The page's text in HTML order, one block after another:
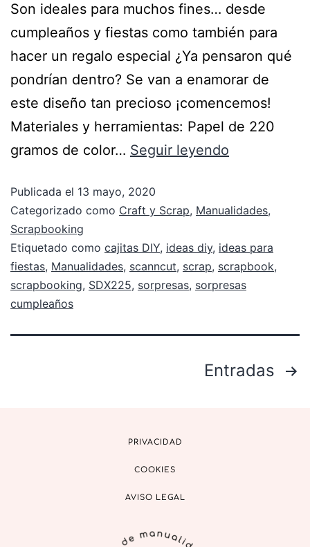
Son ideales para muchos fines… desde
cumpleaños y fiestas como también para
hacer un regalo especial ¿Ya pensaron qué
pondrían dentro? Se van a enamorar de
este diseño tan precioso ¡comencemos!
Materiales y herramientas: Papel de 220
gramos de color… Seguir leyendo
Publicada el 13 mayo, 2020
Categorizado como Craft y Scrap, Manualidades,
Scrapbooking
Etiquetado como cajitas DIY, ideas diy, ideas para
fiestas, Manualidades, scanncut, scrap, scrapbook,
scrapbooking, SDX225, sorpresas, sorpresas
cumpleaños
Entradas
PRIVACIDAD
COOKIES
AVISO LEGAL